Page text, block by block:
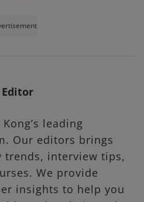
Editor
leading
Our editors brings
trends, interview tips,
We provide
insights to help you